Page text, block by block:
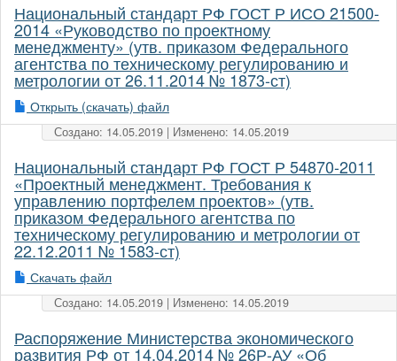
Национальный стандарт РФ ГОСТ Р ИСО 21500-
2014 «Руководство по проектному
менеджменту» (утв. приказом Федерального
агентства по техническому регулированию и
метрологии от 26.11.2014 № 1873-ст)
Открыть (скачать) файл
Создано: 14.05.2019 | Изменено: 14.05.2019
Национальный стандарт РФ ГОСТ Р 54870-2011
«Проектный менеджмент. Требования к
управлению портфелем проектов» (утв.
приказом Федерального агентства по
техническому регулированию и метрологии от
22.12.2011 № 1583-ст)
Скачать файл
Создано: 14.05.2019 | Изменено: 14.05.2019
Распоряжение Министерства экономического
развития РФ от 14.04.2014 № 26Р-АУ «Об